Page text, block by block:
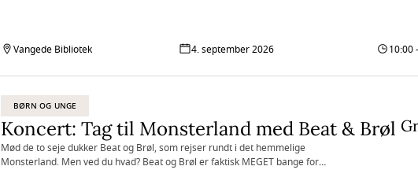
Vangede Bibliotek 4. september 2026 10:00
BØRN OG UNGE
Koncert: Tag til Monsterland med Beat & Brøl
Mød de to seje dukker Beat og Brøl, som rejser rundt i det hemmelige
Monsterland. Men ved du hvad? Beat og Brøl er faktisk MEGET bange for